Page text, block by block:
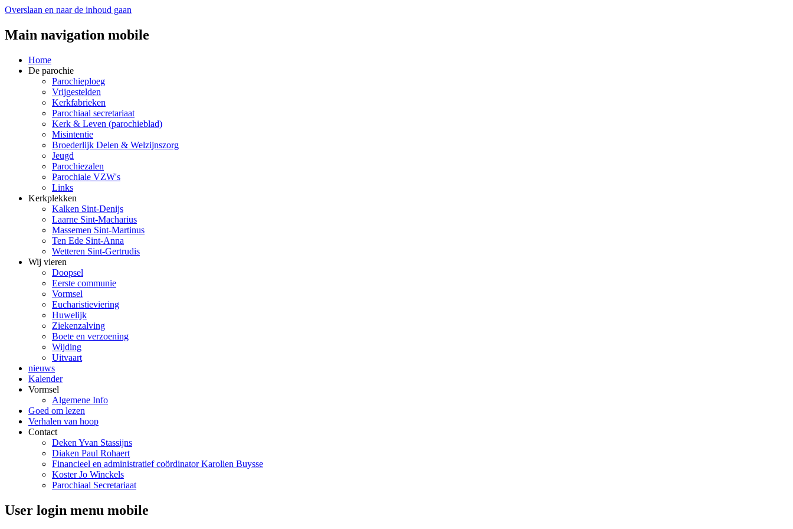
Overslaan en naar de inhoud gaan
Main navigation mobile
Home
De parochie
Parochieploeg
Vrijgestelden
Kerkfabrieken
Parochiaal secretariaat
Kerk & Leven (parochieblad)
Misintentie
Broederlijk Delen & Welzijnszorg
Jeugd
Parochiezalen
Parochiale VZW's
Links
Kerkplekken
Kalken Sint-Denijs
Laarne Sint-Macharius
Massemen Sint-Martinus
Ten Ede Sint-Anna
Wetteren Sint-Gertrudis
Wij vieren
Doopsel
Eerste communie
Vormsel
Eucharistieviering
Huwelijk
Ziekenzalving
Boete en verzoening
Wijding
Uitvaart
nieuws
Kalender
Vormsel
Algemene Info
Goed om lezen
Verhalen van hoop
Contact
Deken Yvan Stassijns
Diaken Paul Rohaert
Financieel en administratief coördinator Karolien Buysse
Koster Jo Winckels
Parochiaal Secretariaat
User login menu mobile